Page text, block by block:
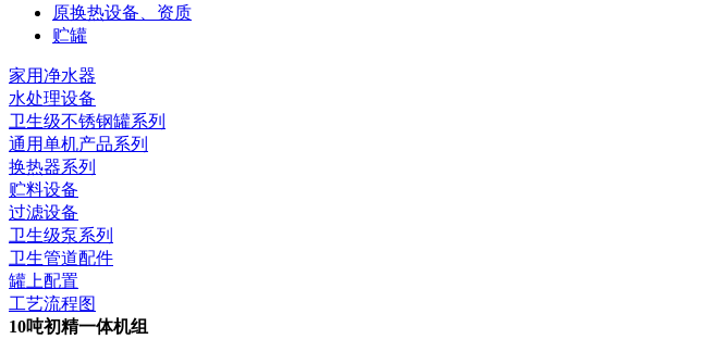
原换热设备、资质
贮罐
家用净水器
水处理设备
卫生级不锈钢罐系列
通用单机产品系列
换热器系列
贮料设备
过滤设备
卫生级泵系列
卫生管道配件
罐上配置
工艺流程图
10吨初精一体机组